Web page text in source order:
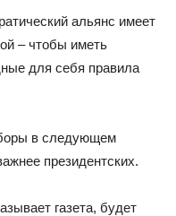
альянс имеет
– чтобы иметь
для себя правила
в следующем
президентских.
газета, будет